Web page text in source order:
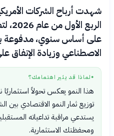
شهدت أرباح الشركات
على أساس سنوي، مدفوعة
الاصطناعي وزيادة الإنفاق
● لماذا قد يثير اهتمامك؟
هذا النمو يعكس تحولاً استثماريًا
توزيع ثمار النمو الاقتصادي بين
يستدعي مراقبة تداعياته
ومحفظتك الاستثمارية.